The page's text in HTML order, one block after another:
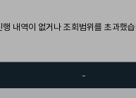
행 내역이 없거나 조회범위를 초과했
-